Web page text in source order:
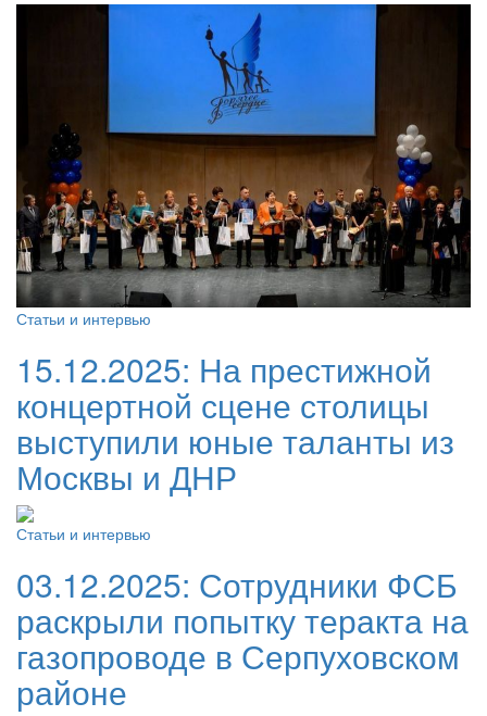
Статьи и интервью
15.12.2025: На престижной
концертной сцене столицы
выступили юные таланты из
Москвы и ДНР
Статьи и интервью
03.12.2025: Сотрудники ФСБ
раскрыли попытку теракта на
газопроводе в Серпуховском
районе